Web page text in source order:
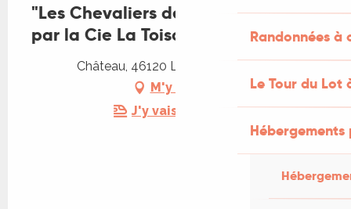
Randonnées
Le Tour du Lot
"Les Chevaliers de la Table Ronde"
par la Cie La Toison d'Or
Château, 46120 Lacapelle-Marival
M'y rendre
J'y vais en train !